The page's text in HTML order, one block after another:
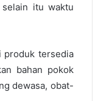
itu waktu
produk tersedia
bahan pokok
dewasa, obat-